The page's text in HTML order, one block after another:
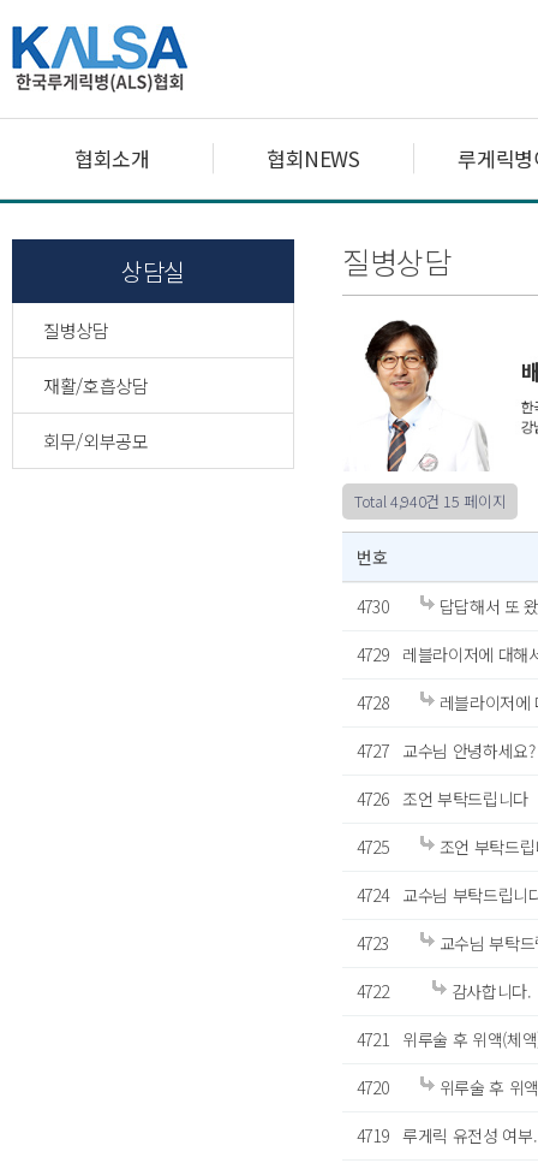
협회소개 협회NEWS 루게릭
상담실
질병상담
재활/호흡상담
회무/외부공모
질병상담
Total 4,940건 15 페이지
번호
4730
답답해서 또
4729
레블라이저에 대해
4728
레블라이저에
4727
교수님 안녕하세요?
4726 조언 부탁드립니다
4725
조언 부탁드
4724
교수님 부탁드립니
4723
교수님 부탁
4722
감사합니다.
4721
위루술 후 위액(체
4720
위루술 후 위
4719 루게릭 유전성 여부.